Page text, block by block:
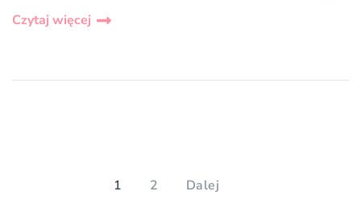
Czytaj więcej
PAGE
1 PAGE
2 Dalej